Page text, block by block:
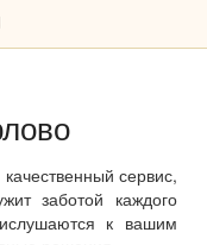
сервис,
заботой каждого
к вашим